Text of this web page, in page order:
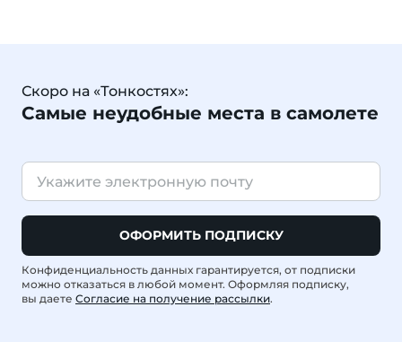
Скоро на «Тонкостях»:
Самые неудобные места в самолете
ОФОРМИТЬ ПОДПИСКУ
Конфиденциальность данных гарантируется, от подписки
можно отказаться в любой момент. Оформляя подписку,
вы даете Согласие на получение рассылки.